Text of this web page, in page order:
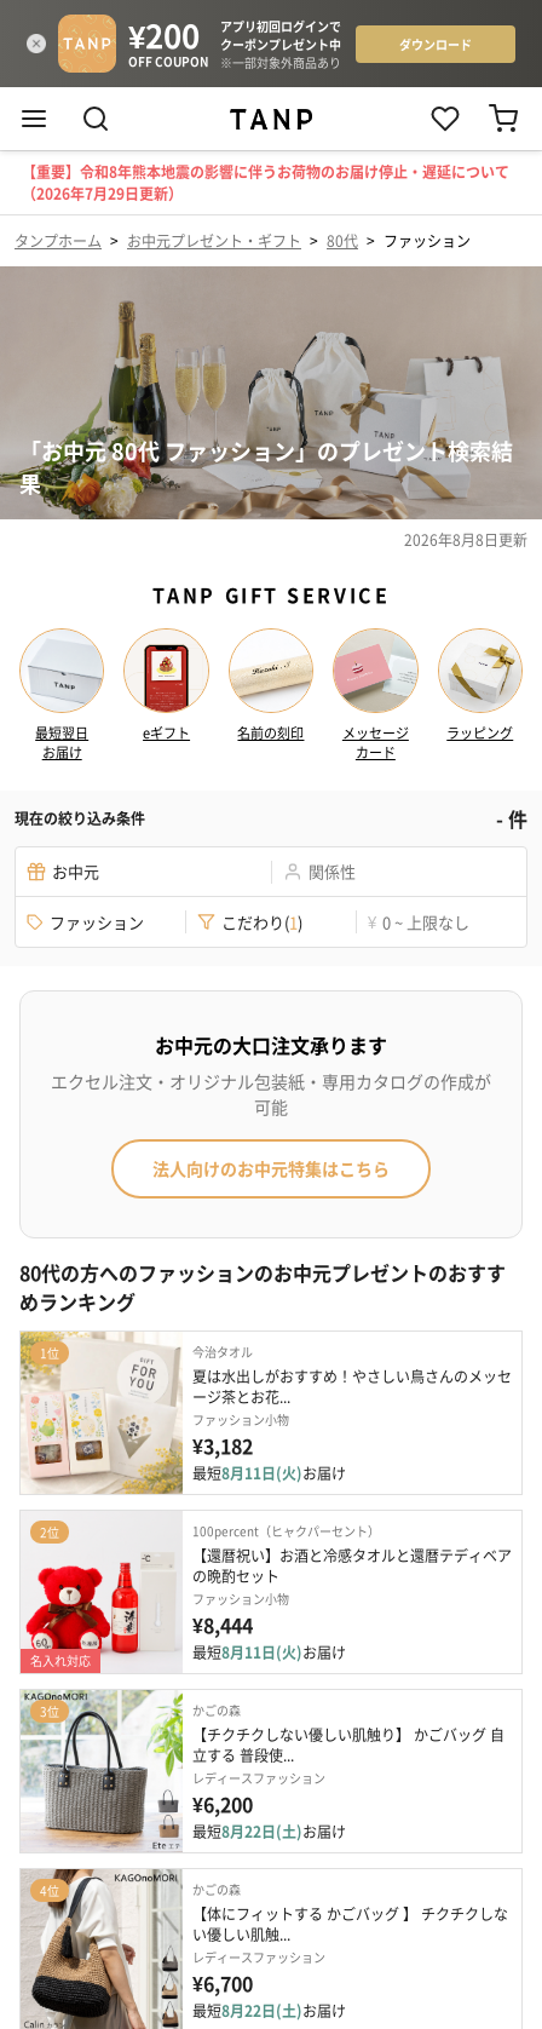
【重要】令和8年熊本地震の影響に伴うお荷物のお届け停止・遅延について
（2026年7月29日更新）
タンプホーム > お中元プレゼント・ギフト > 80代 > ファッション
「お中元 80代 ファッション」のプレゼント検索結
果
2026年8月8日更新
TANP GIFT SERVICE
最短翌日
お届け
eギフト 名前の刻印
メッセージ
カード
ラッピング
現在の絞り込み条件 -件
お中元 関係性
ファッション こだわり(1) ¥ 0 ~ 上限なし
お中元の大口注文承ります
エクセル注文・オリジナル包装紙・専用カタログの作成が
可能
法人向けのお中元特集はこちら
80代の方へのファッションのお中元プレゼントのおすす
めランキング
1位 今治タオル
夏は水出しがおすすめ！やさしい鳥さんのメッセ
ージ茶とお花...
ファッション小物
¥3,182
最短8月11日(火)お届け
2位
名入れ対応
100percent（ヒャクパーセント）
【還暦祝い】お酒と冷感タオルと還暦テディベア
の晩酌セット
ファッション小物
¥8,444
最短8月11日(火)お届け
3位 かごの森
【チクチクしない優しい肌触り】 かごバッグ 自
立する 普段使...
レディースファッション
¥6,200
最短8月22日(土)お届け
4位 かごの森
【体にフィットする かごバッグ 】 チクチクしな
い優しい肌触...
レディースファッション
¥6,700
最短8月22日(土)お届け